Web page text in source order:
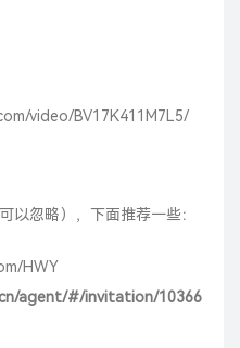
video/BV17K411M7L5/
以忽略），下面推荐一些：
HWY
agent/#/invitation/10366